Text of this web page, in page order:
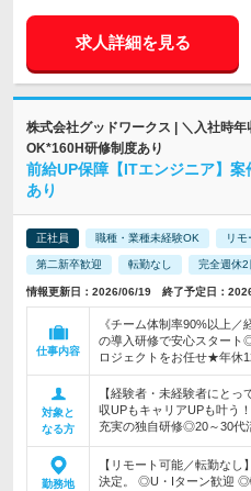
求人詳細を見る
株式会社グッドワークス | ＼入社時
OK*160H研修制度あり
前給UP保障【ITエンジニア】
あり
正社員 職種・業種未経験OK リ
第二新卒歓迎 転勤なし 完全週休2
情報更新日：2026/06/19 終了予定日：
仕事内容
《チーム体制率90%以上
の導入研修で安心スタート
ロジェクトをお任せ★年休
対象と
なる方
【経験者・未経験者にと
収UPもキャリアUPも叶う
充実の独自研修◎20～30代
勤務地
【リモート可能／転勤なし
決定。 ◎U・Iターン歓迎 ◎